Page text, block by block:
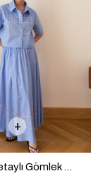
Mavi Taş Detaylı Gömlek Etek Takım